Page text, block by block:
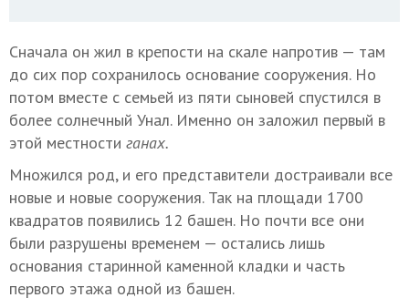
Сначала он жил в крепости на скале напротив — там
до сих пор сохранилось основание сооружения. Но
потом вместе с семьей из пяти сыновей спустился в
более солнечный Унал. Именно он заложил первый в
этой местности ганах.
Множился род, и его представители достраивали все
новые и новые сооружения. Так на площади 1700
квадратов появились 12 башен. Но почти все они
были разрушены временем — остались лишь
основания старинной каменной кладки и часть
первого этажа одной из башен.